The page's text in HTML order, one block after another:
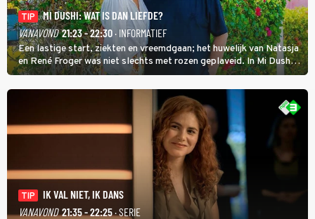
TIP
MI DUSHI: WAT IS DAN LIEFDE?
VANAVOND 21:23 - 22:30 · INFORMATIEF
Een lastige start, ziekten en vreemdgaan; het huwelijk van Natasja
en René Froger was niet slechts met rozen geplaveid. In Mi Dushi:
Wat Is Dan Liefde? neemt Wilfred Genee het showbizzkoppel mee
uit vissen om het over de liefde te hebben.
TIP
IK VAL NIET, IK DANS
VANAVOND 21:35 - 22:25· SERIE